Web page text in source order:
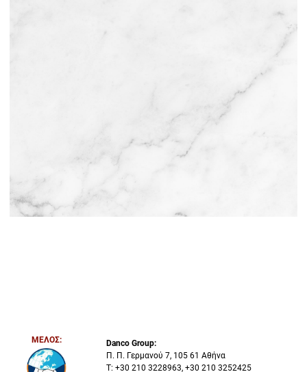
ΜΕΛΟΣ:
Danco Group:
Π. Π. Γερμανού 7, 105 61 Αθήνα
Τ: +30 210 3228963,+30 210 3252425